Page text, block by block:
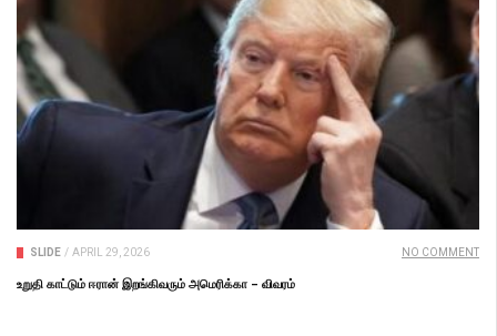
SLIDE / APRIL 29, 2026 NO COMMENT
உறுதி காட்டும் ஈரான் இறங்கிவரும் அமெரிக்கா – விவரம்